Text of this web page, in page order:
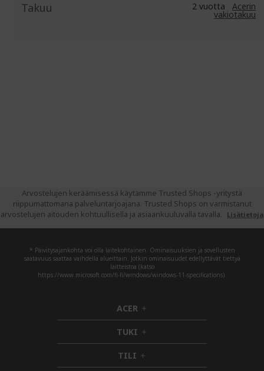
Takuu 2 vuotta Acerin
vakiotakuu
Arvostelujen keräämisessä käytämme Trusted Shops -yritystä
riippumattomana palveluntarjoajana. Trusted Shops on varmistanut
arvostelujen aitouden kohtuullisella ja asiaankuuluvalla tavalla.
Lisätietoja
* Päivitysajankohta voi olla laitekohtainen. Ominaisuuksien ja sovellusten
saatavuus saattaa vaihdella alueittain. Jotkin ominaisuudet edellyttävät tiettyä
laitteistoa (katso
https://www.microsoft.com/fi-fi/windows/windows-11-specifications).
ACER h
i
d
d
e
TUKI h
i
d
TILI h